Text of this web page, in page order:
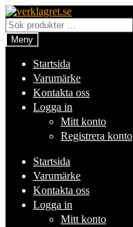
Hoppa
till
navigering
Hoppa
till
innehåll
Sök
efter:
Meny
Startsida
Varumärke
Kontakta oss
Logga in
Mitt konto
Registrera konto
Startsida
Varumärke
Kontakta oss
Logga in
Mitt konto